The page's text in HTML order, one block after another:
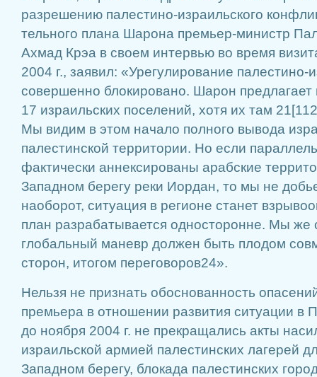
разрешению палестино-израильского
тельного плана Шарона премьер-министр
Ахмад Крэа в своем интервью во время
2004 г., заявил: «Урегули­рование палестино-
совершенно блокирова­но. Шарон предлагает
17 израильских поселений, хотя их там
Мы видим в этом начало полного вывода
палестинской территории. Но если
фактически ан­нексированы арабские
Запад­ном берегу реки Иордан, то мы не
наоборот, ситуация в регионе станет
план разрабатывается односторонне. Мы же
гло­бальный маневр должен быть плодом
сторон, итогом переговоров24».
Нельзя не признать обосно­ванность
премьера в отношении разви­тия ситуации в
до ноября 2004 г. не пре­кращались акты
израильской армией палес­тинских лагерей
Западном берегу, бло­када палестинских